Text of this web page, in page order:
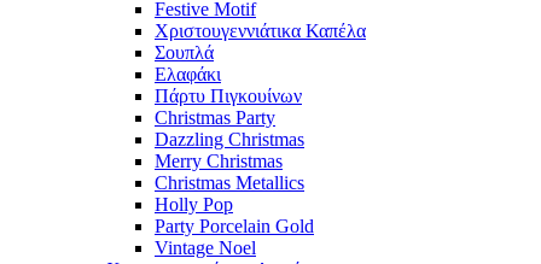
Festive Motif
Χριστουγεννιάτικα Καπέλα
Σουπλά
Ελαφάκι
Πάρτυ Πιγκουίνων
Christmas Party
Dazzling Christmas
Merry Christmas
Christmas Metallics
Holly Pop
Party Porcelain Gold
Vintage Noel